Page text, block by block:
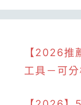
【2026推
工具－可